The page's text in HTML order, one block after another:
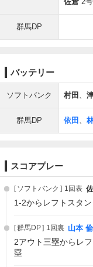
群馬DP
バッテリー
ソフトバンク 村田 、
群馬DP 依田 、
スコアプレー
ソフトバンク 1回表
1-2からレフトスタ
群馬DP 1回裏 山本
2アウト三塁からレ
塁